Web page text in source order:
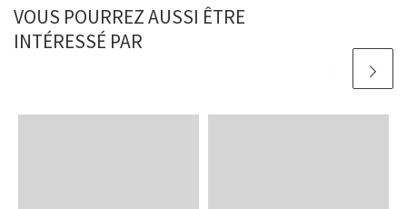
VOUS POURREZ AUSSI ÊTRE
INTÉRESSÉ PAR